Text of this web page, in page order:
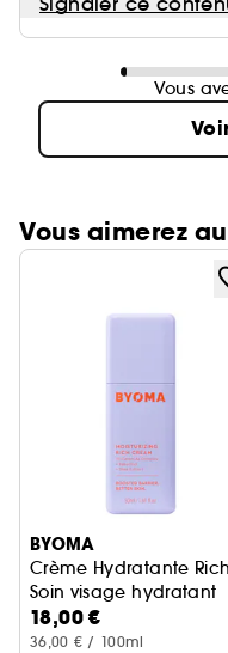
Vous
Vous aimerez
Ignorer le carrousel
BYOMA
Crème Hydratante
Soin visage hydratant
18,00 €
36,00 € / 100ml